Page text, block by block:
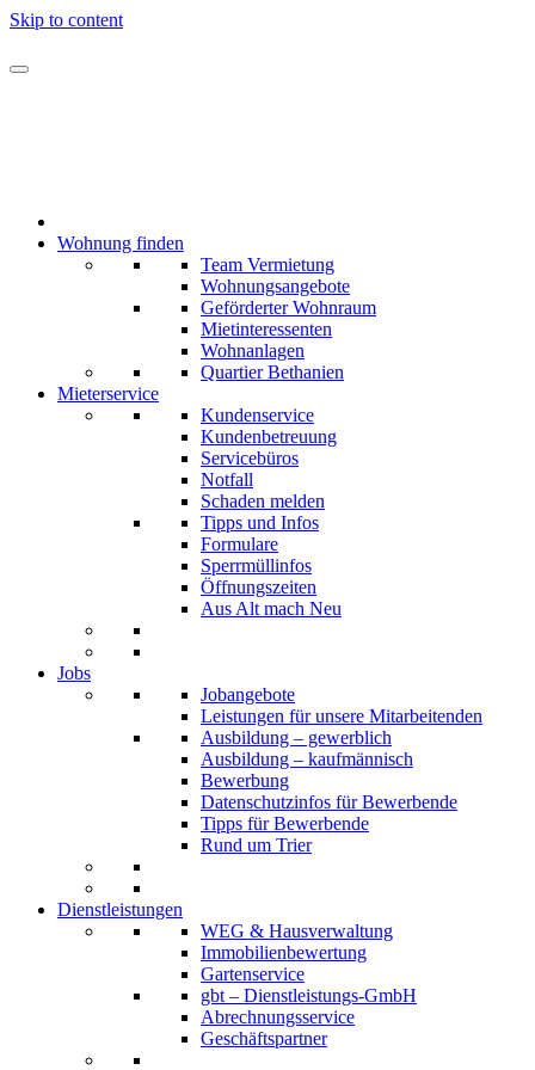
Skip to content
Wohnung finden
Team Vermietung
Wohnungsangebote
Geförderter Wohnraum
Mietinteressenten
Wohnanlagen
Quartier Bethanien
Mieterservice
Kundenservice
Kundenbetreuung
Servicebüros
Notfall
Schaden melden
Tipps und Infos
Formulare
Sperrmüllinfos
Öffnungszeiten
Aus Alt mach Neu
Jobs
Jobangebote
Leistungen für unsere Mitarbeitenden
Ausbildung – gewerblich
Ausbildung – kaufmännisch
Bewerbung
Datenschutzinfos für Bewerbende
Tipps für Bewerbende
Rund um Trier
Dienstleistungen
WEG & Hausverwaltung
Immobilienbewertung
Gartenservice
gbt – Dienstleistungs-GmbH
Abrechnungsservice
Geschäftspartner